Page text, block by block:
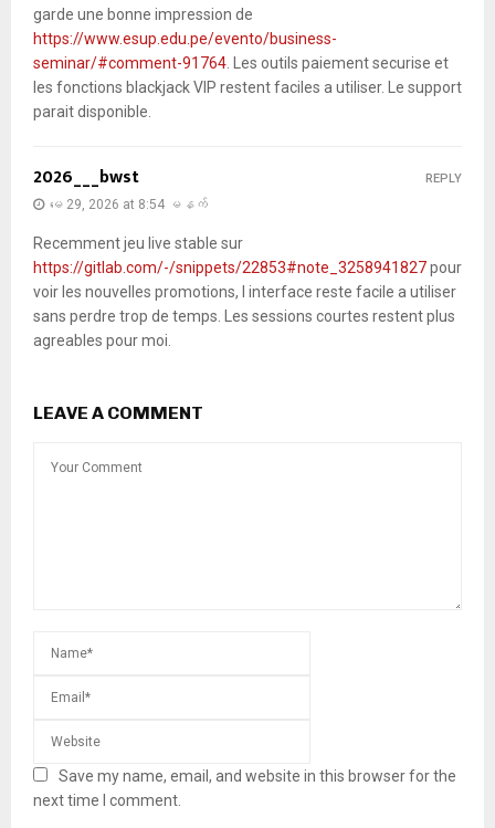
garde une bonne impression de
https://www.esup.edu.pe/evento/business-
seminar/#comment-91764. Les outils paiement securise et
les fonctions blackjack VIP restent faciles a utiliser. Le support
parait disponible.
2026___bwst
မေ 29, 2026 at 8:54 မနက်
Recemment jeu live stable sur
https://gitlab.com/-/snippets/22853#note_3258941827pour
voir les nouvelles promotions, l interface reste facile a utiliser
sans perdre trop de temps. Les sessions courtes restent plus
agreables pour moi.
REPLY
LEAVE A COMMENT
Save my name, email, and website in this browser for the
next time I comment.